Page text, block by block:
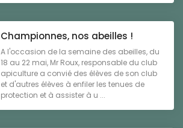
Championnes, nos abeilles !
A l'occasion de la semaine des abeilles, du
18 au 22 mai, Mr Roux, responsable du club
apiculture a convié des élèves de son club
et d'autres élèves à enfiler les tenues de
protection et à assister à u ...